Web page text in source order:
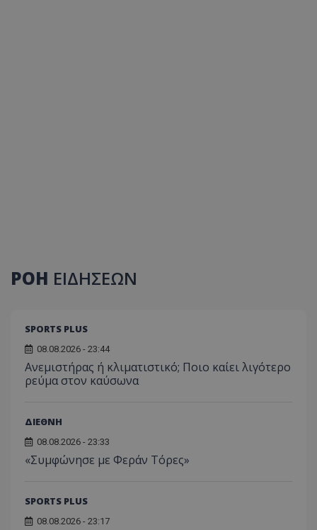
ΡΟΗ ΕΙΔΗΣΕΩΝ
SPORTS PLUS
08.08.2026 - 23:44
Ανεμιστήρας ή κλιματιστικό; Ποιο καίει λιγότερο
ρεύμα στον καύσωνα
ΔΙΕΘΝΗ
08.08.2026 - 23:33
«Συμφώνησε με Φεράν Τόρες»
SPORTS PLUS
08.08.2026 - 23:17